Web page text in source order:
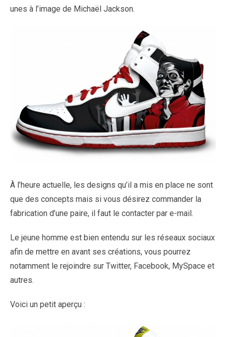
unes à l’image de Michaël Jackson.
À l’heure actuelle, les designs qu’il a mis en place ne sont
que des concepts mais si vous désirez commander la
fabrication d’une paire, il faut le contacter par e-mail.
Le jeune homme est bien entendu sur les réseaux sociaux
afin de mettre en avant ses créations, vous pourrez
notamment le rejoindre sur Twitter, Facebook, MySpace et
autres.
Voici un petit aperçu :